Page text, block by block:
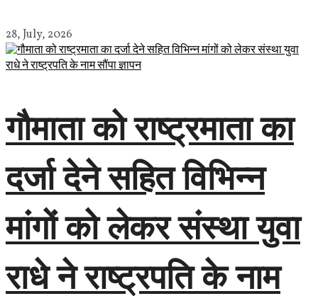
28, July, 2026
गौमाता को राष्ट्रमाता का
दर्जा देने सहित विभिन्न
मांगों को लेकर संस्था युवा
राधे ने राष्ट्रपति के नाम